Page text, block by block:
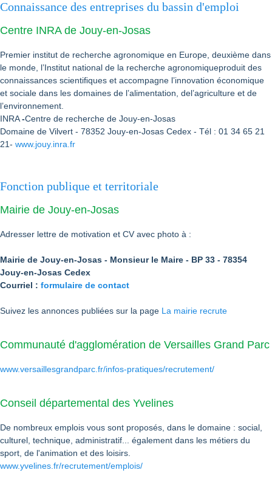
Connaissance des entreprises du bassin d'emploi
Centre INRA de Jouy-en-Josas
Premier institut de recherche agronomique en Europe, deuxième dans
le monde, l’Institut national de la recherche agronomiqueproduit des
connaissances scientiﬁques et accompagne l’innovation économique
et sociale dans les domaines de l’alimentation, del’agriculture et de
l’environnement.
INRA-Centre de recherche de Jouy-en-Josas
Domaine de Vilvert - 78352 Jouy-en-Josas Cedex - Tél : 01 34 65 21
21- www.jouy.inra.fr
Fonction publique et territoriale
Mairie de Jouy-en-Josas
Adresser lettre de motivation et CV avec photo à :
Mairie de Jouy-en-Josas - Monsieur le Maire - BP 33 - 78354
Jouy-en-Josas Cedex
Courriel : formulaire de contact
Suivez les annonces publiées sur la page La mairie recrute
Communauté d'agglomération de Versailles Grand Parc
www.versaillesgrandparc.fr/infos-pratiques/recrutement/
Conseil départemental des Yvelines
De nombreux emplois vous sont proposés, dans le domaine : social,
culturel, technique, administratif... également dans les métiers du
sport, de l'animation et des loisirs.
www.yvelines.fr/recrutement/emplois/